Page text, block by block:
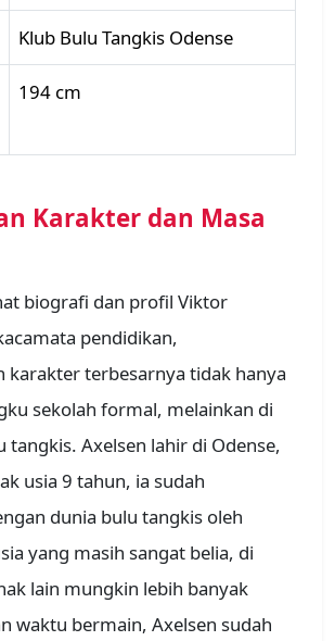
Klub Bulu Tangkis Odense
194 cm
Karakter dan Masa
biografi dan profil Viktor
pendidikan,
karakter terbesarnya tidak hanya
sekolah formal, melainkan di
tangkis. Axelsen lahir di Odense,
usia 9 tahun, ia sudah
dunia bulu tangkis oleh
yang masih sangat belia, di
lain mungkin lebih banyak
waktu bermain, Axelsen sudah